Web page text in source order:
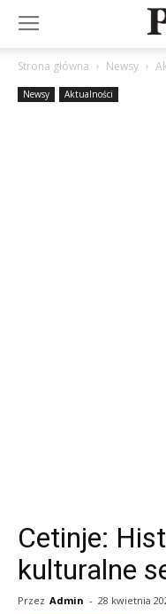
Strona główna Newsy
Newsy Aktualności
Cetinje:
kulturalne
Przez Admin - 28 kwietnia